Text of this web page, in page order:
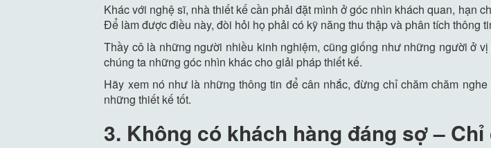
Khác với nghệ sĩ, nhà thiết kế cần phải đặt mình ở góc nhìn khách quan, hạn
Để làm được điều này, đòi hỏi họ phải có kỹ năng thu thập và phân tích thông
Thầy cô là những người nhiều kinh nghiệm, cũng giống như những người ở
chúng ta những góc nhìn khác cho giải pháp thiết kế.
Hãy xem nó như là những thông tin để cân nhắc, đừng chỉ chăm chăm
những thiết kế tốt.
3. Không có khách hàng đáng sợ –